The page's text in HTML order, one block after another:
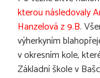
kterou následovaly
Hanzelová z 9.B.
výherkyním
v okresním kole,
Základní škole v